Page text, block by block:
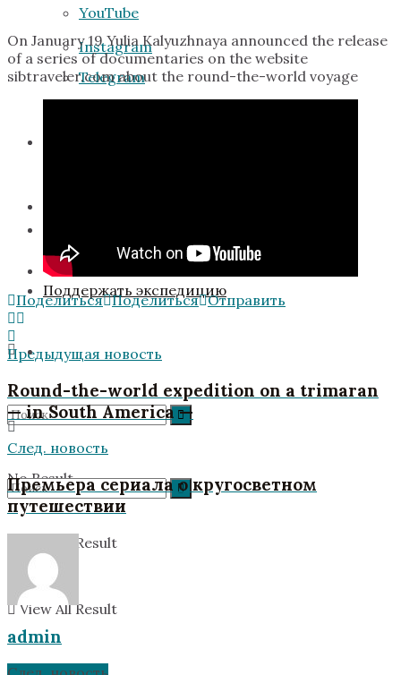
YouTube
Telegram
No Result
View All Result
Instagram
Поддержать экспедицию
View All Result
On January 19 Yulia Kalyuzhnaya announced the release
of a series of documentaries on the website
sibtraveler.com about the round-the-world voyage
Поделиться Поделиться Отправить
Предыдущая новость
Round-the-world expedition on a trimaran
— in South America —
След. новость
Премьера сериала о кругосветном
путешествии
admin